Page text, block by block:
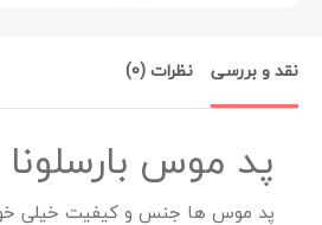
نقد و بررسی نظرات (0)
پد موس
پد موس ها جنس و کیفیت خیلی